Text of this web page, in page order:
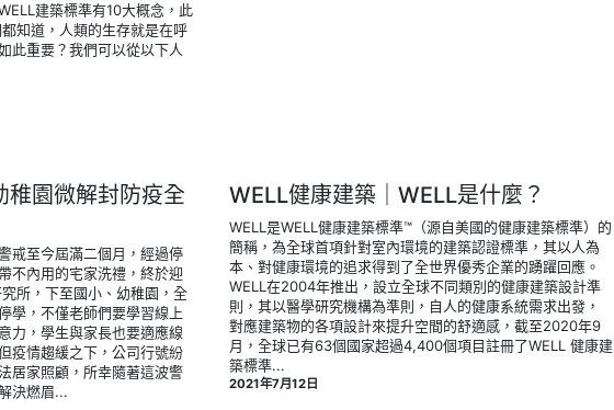
建築標準有10大概念，此
知道，人類的生存就是在呼
此重要？我們可以從以下人
稚園微解封防疫全
戒至今屆滿二個月，經過停
不內用的宅家洗禮，終於迎
所，下至國小、幼稚園，全
學，不僅老師們要學習線上
力，學生與家長也要適應線
疫情趨緩之下，公司行號紛
居家照顧，所幸隨著這波警
決燃眉...
WELL健康建築｜WELL是什麼？
WELL是WELL健康建築標準™（源自美國的健康建築標準）的
簡稱，為全球首項針對室內環境的建築認證標準，其以人為
本、對健康環境的追求得到了全世界優秀企業的踴躍回應。
WELL在2004年推出，設立全球不同類別的健康建築設計準
則，其以醫學研究機構為準則，自人的健康系統需求出發，
對應建築物的各項設計來提升空間的舒適感，截至2020年9
月，全球已有63個國家超過4,400個項目註冊了WELL 健康建
築標準...
2021年7月12日